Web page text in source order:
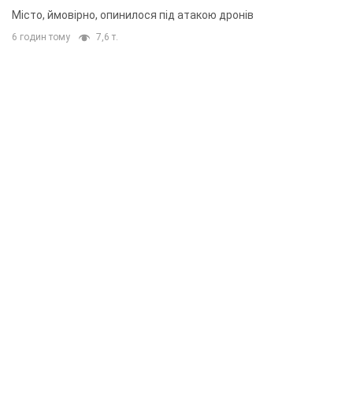
Місто, ймовірно, опинилося під атакою дронів
6 годин тому 7,6 т.